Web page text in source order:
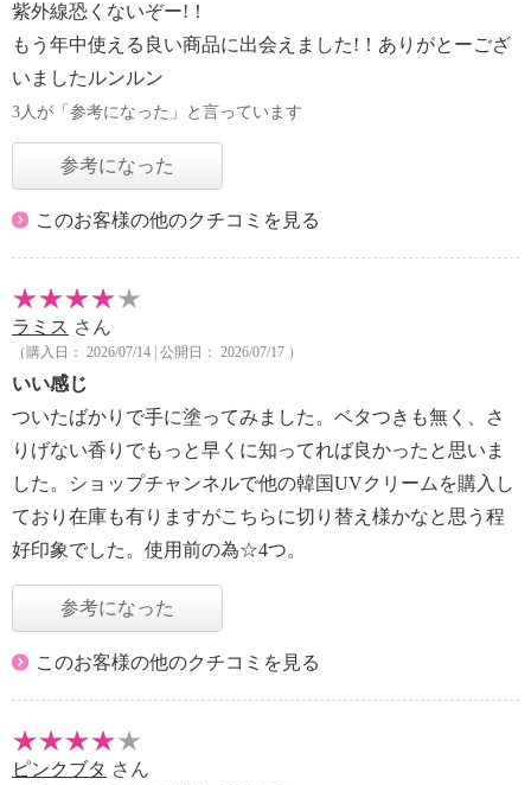
紫外線恐くないぞー!！
もう年中使える良い商品に出会えました!！ありがとーござ
いましたルンルン
3人が「参考になった」と言っています
参考になった
このお客様の他のクチコミを見る
ラミス さん
（購入日： 2026/07/14 | 公開日： 2026/07/17 ）
いい感じ
ついたばかりで手に塗ってみました。ベタつきも無く、さ
りげない香りでもっと早くに知ってれば良かったと思いま
した。ショップチャンネルで他の韓国UVクリームを購入し
ており在庫も有りますがこちらに切り替え様かなと思う程
好印象でした。使用前の為☆4つ。
参考になった
このお客様の他のクチコミを見る
ピンクブタ さん